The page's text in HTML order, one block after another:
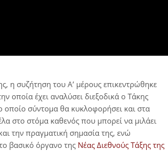
η συζήτηση του Α’ μέρους επικεντρώθηκε
οποία έχει αναλύσει διεξοδικά ο Τάκης
οποίο σύντομα θα κυκλοφορήσει και στα
στο στόμα καθενός που μπορεί να μιλάει
την πραγματική σημασία της, ενώ
βασικό όργανο της Νέας Διεθνούς Τάξης της